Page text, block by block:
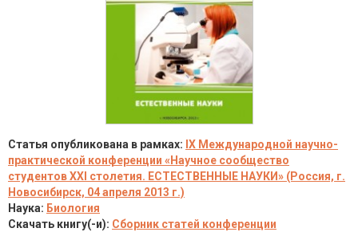
Статья опубликована в рамках: IX Международной научно-
практической конференции «Научное сообщество
студентов XXI столетия. ЕСТЕСТВЕННЫЕ НАУКИ» (Россия, г.
Новосибирск, 04 апреля 2013 г.)
Наука: Биология
Скачать книгу(-и): Сборник статей конференции